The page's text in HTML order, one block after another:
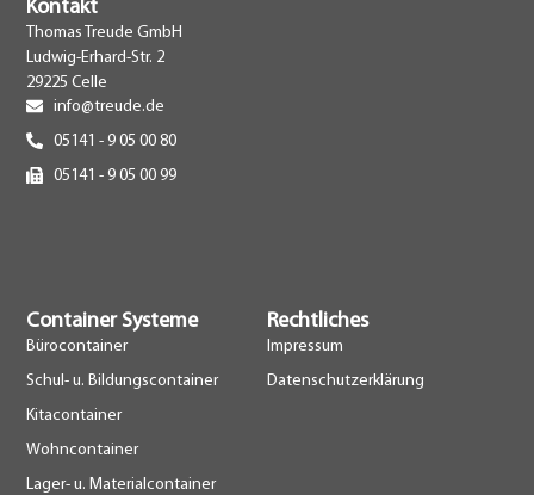
Kontakt
Thomas Treude GmbH
Ludwig-Erhard-Str. 2
29225 Celle
info@treude.de
05141 - 9 05 00 80
05141 - 9 05 00 99
Container Systeme
Bürocontainer
Schul- u. Bildungscontainer
Kitacontainer
Wohncontainer
Lager- u. Materialcontainer
Rechtliches
Impressum
Datenschutzerklärung